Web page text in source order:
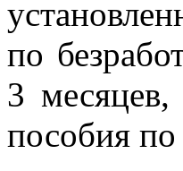
по
3
пособия